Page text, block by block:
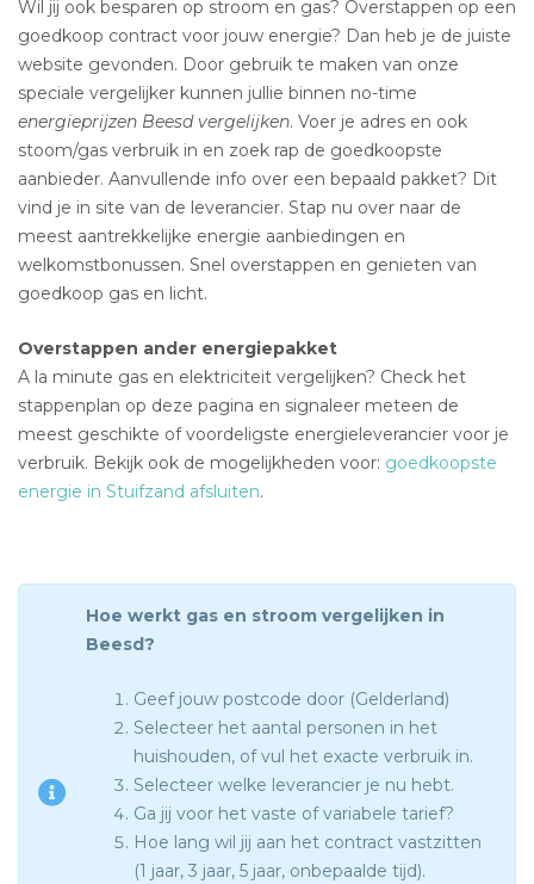
Wil jij ook besparen op stroom en gas? Overstappen op een
goedkoop contract voor jouw energie? Dan heb je de juiste
website gevonden. Door gebruik te maken van onze
speciale vergelijker kunnen jullie binnen no-time
energieprijzen Beesd vergelijken. Voer je adres en ook
stoom/gas verbruik in en zoek rap de goedkoopste
aanbieder. Aanvullende info over een bepaald pakket? Dit
vind je in site van de leverancier. Stap nu over naar de
meest aantrekkelijke energie aanbiedingen en
welkomstbonussen. Snel overstappen en genieten van
goedkoop gas en licht.
Overstappen ander energiepakket
A la minute gas en elektriciteit vergelijken? Check het
stappenplan op deze pagina en signaleer meteen de
meest geschikte of voordeligste energieleverancier voor je
verbruik. Bekijk ook de mogelijkheden voor: goedkoopste
energie in Stuifzand afsluiten.
Hoe werkt gas en stroom vergelijken in
Beesd?
Geef jouw postcode door (Gelderland)
Selecteer het aantal personen in het
huishouden, of vul het exacte verbruik in.
Selecteer welke leverancier je nu hebt.
Ga jij voor het vaste of variabele tarief?
Hoe lang wil jij aan het contract vastzitten
(1 jaar, 3 jaar, 5 jaar, onbepaalde tijd).